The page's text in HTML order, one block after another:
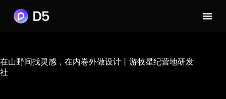
在山野间找灵感，在内卷外做设计丨游牧星纪营地研发
社